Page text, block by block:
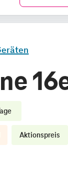
Aktionspreis